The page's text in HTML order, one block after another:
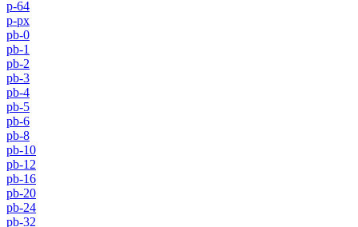
p-64
p-px
pb-0
pb-1
pb-2
pb-3
pb-4
pb-5
pb-6
pb-8
pb-10
pb-12
pb-16
pb-20
pb-24
pb-32